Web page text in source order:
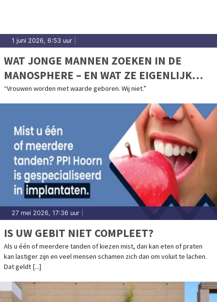
1 juni 2026, 6:53 uur
WAT JONGE MANNEN ZOEKEN IN DE
MANOSPHERE – EN WAT ZE EIGENLIJK
MISSEN
“Vrouwen worden met waarde geboren. Wij niet.”
27 mei 2026, 17:36 uur
IS UW GEBIT NIET COMPLEET?
Als u één of meerdere tanden of kiezen mist, dan kan eten of praten
kan lastiger zijn en veel mensen schamen zich dan om voluit te lachen.
Dat geldt [...]